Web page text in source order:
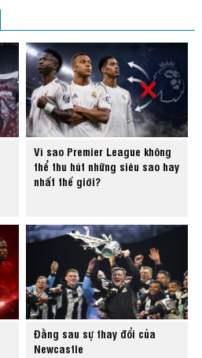
Vì sao Premier League không
thể thu hút những siêu sao hay
nhất thế giới?
Đằng sau sự thay đổi của
Newcastle